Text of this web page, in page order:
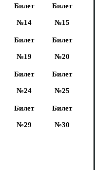
Билет
№14
Билет
№15
Билет
№19
Билет
№20
Билет
№24
Билет
№25
Билет
№29
Билет
№30